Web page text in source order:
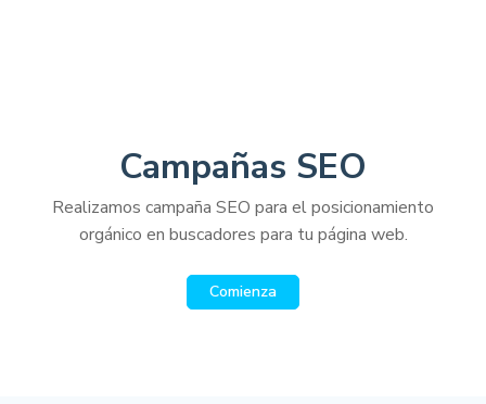
Campañas SEO
Realizamos campaña SEO para el posicionamiento
orgánico en buscadores para tu página web.
Comienza